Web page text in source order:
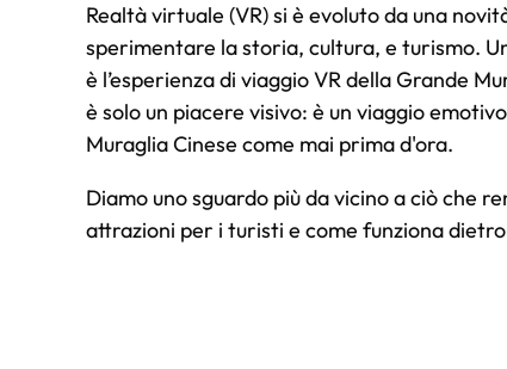
Realtà virtuale (VR) si è evoluto da una
sperimentare la storia, cultura, e turismo.
è l’esperienza di viaggio VR della Grande
è solo un piacere visivo: è un viaggio
Muraglia Cinese come mai prima d'ora.
Diamo uno sguardo più da vicino a ciò che
attrazioni per i turisti e come funziona